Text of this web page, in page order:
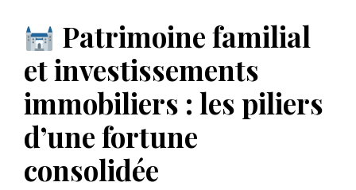
Patrimoine familial
et investissements
immobiliers : les piliers
d’une fortune
consolidée